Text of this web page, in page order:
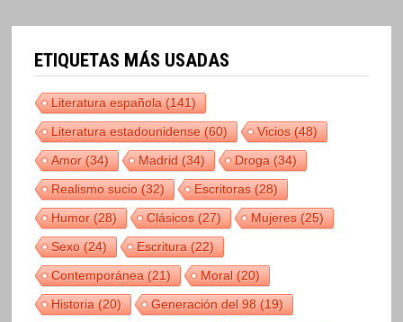
ETIQUETAS MÁS USADAS
Literatura española(141)
Literatura estadounidense(60) Vicios(48)
Amor(34) Madrid(34) Droga(34)
Realismo sucio(32) Escritoras(28)
Humor(28) Clásicos(27) Mujeres(25)
Sexo(24) Escritura(22)
Contemporánea(21) Moral(20)
Historia(20) Generación del 98(19)